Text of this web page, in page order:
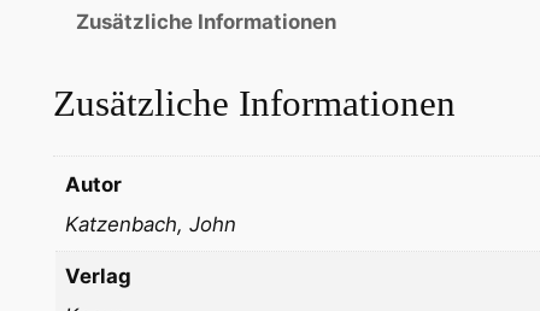
Zusätzliche Informationen
Zusätzliche Informationen
Autor
Katzenbach, John
Verlag